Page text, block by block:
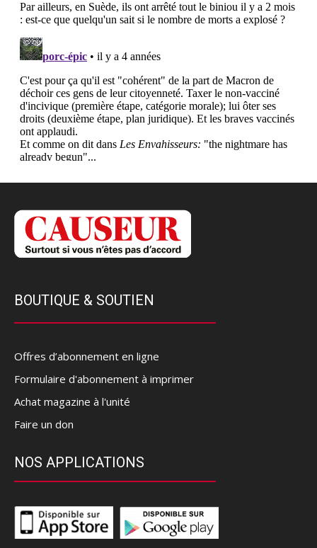
BOUTIQUE & SOUTIEN
Offres d’abonnement en ligne
Formulaire d'abonnement à imprimer
Achat magazine à l'unité
Faire un don
NOS APPLICATIONS